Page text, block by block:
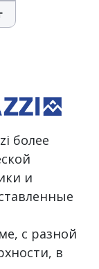
более
и
с разной
в